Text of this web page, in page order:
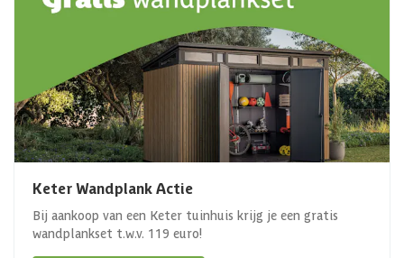
Keter Wandplank Actie
Bij aankoop van een Keter tuinhuis krijg je een gratis
wandplankset t.w.v. 119 euro!